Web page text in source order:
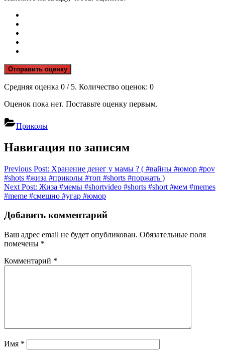
Отправить оценку
Средняя оценка 0 / 5. Количество оценок: 0
Оценок пока нет. Поставьте оценку первым.
Приколы
Навигация по записям
Previous Post: Хранение денег у мамы ? ( #вайны #юмор #pov
#shots #жиза #приколы #топ #shorts #поржать )
Next Post: Жиза #мемы #shortvideo #shorts #short #мем #memes
#meme #смешно #угар #юмор
Добавить комментарий
Ваш адрес email не будет опубликован. Обязательные поля
помечены *
Комментарий *
Имя *